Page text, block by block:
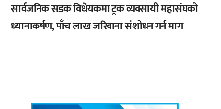
सार्वजनिक सडक विधेयकमा ट्रक व्यवसायी महासंघको
ध्यानाकर्षण, पाँच लाख जरिवाना संशोधन गर्न माग